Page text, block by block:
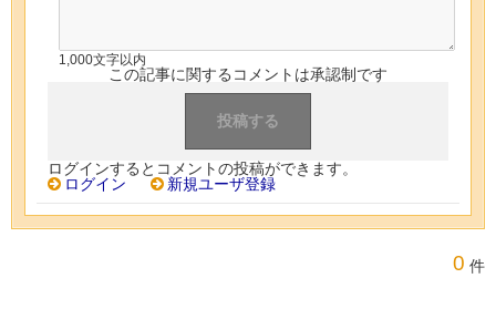
1,000文字以内
この記事に関するコメントは承認制です
ログインするとコメントの投稿ができます。
ログイン
新規ユーザ登録
0 件